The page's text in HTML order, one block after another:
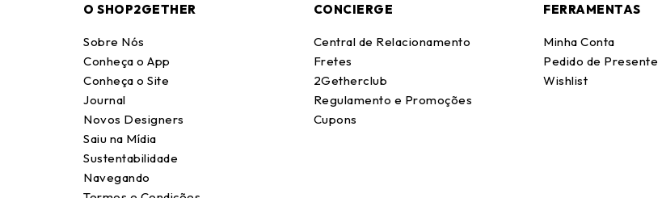
O SHOP2GETHER
Sobre Nós
Conheça o App
Conheça o Site
Journal
Novos Designers
Saiu na Mídia
Sustentabilidade
Navegando
CONCIERGE
Central de Relacionamento
Fretes
2Getherclub
Regulamento e Promoções
Cupons
FERRAMENTAS
Minha Conta
Pedido de Presente
Wishlist